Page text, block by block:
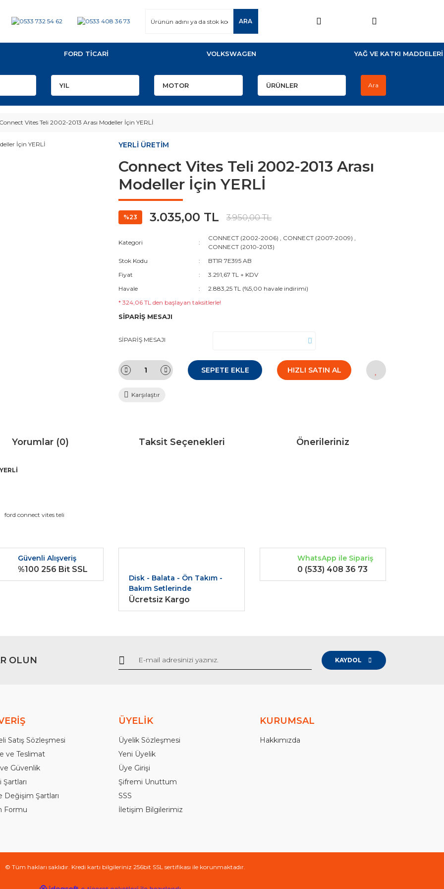
ARA
FORD TİCARİ VOLKSWAGEN YAĞ VE KATKI MADDELERİ
Ara
Connect Vites Teli 2002-2013 Arası Modeller İçin YERLİ
YERLİ ÜRETİM
Connect Vites Teli 2002-2013 Arası
Modeller İçin YERLİ
%23 3.035,00 TL 3.950,00 TL
Kategori
CONNECT (2002-2006) , CONNECT (2007-2009) ,
CONNECT (2010-2013)
Stok Kodu
BT1R 7E395 AB
Fiyat
3.291,67 TL + KDV
Havale
2.883,25 TL (%5,00 havale indirimi)
* 324,06 TL den başlayan taksitlerle!
SİPARİŞ MESAJI
SİPARİŞ MESAJI
SEPETE EKLE HIZLI SATIN AL
Karşılaştır
Yorumlar (0) Taksit Seçenekleri Önerileriniz
diğer konularda yetersiz gördüğünüz noktaları öneri formunu kullanarak tarafımıza iletebilirsiniz.
Gönder
ford connect vites teli
Güvenli Alışveriş
%100 256 Bit SSL
Disk - Balata - Ön Takım -
Bakım Setlerinde
Ücretsiz Kargo
WhatsApp ile Sipariş
0 (533) 408 36 73
OLUN KAYDOL
Satış Sözleşmesi
ve Teslimat
Güvenlik
Şartları
Değişim Şartları
Formu
ÜYELİK
Üyelik Sözleşmesi
Yeni Üyelik
Üye Girişi
Şifremi Unuttum
SSS
İletişim Bilgilerimiz
KURUMSAL
Hakkımızda
© Tüm hakları saklıdır. Kredi kartı bilgileriniz 256bit SSL sertifikası ile korunmaktadır.